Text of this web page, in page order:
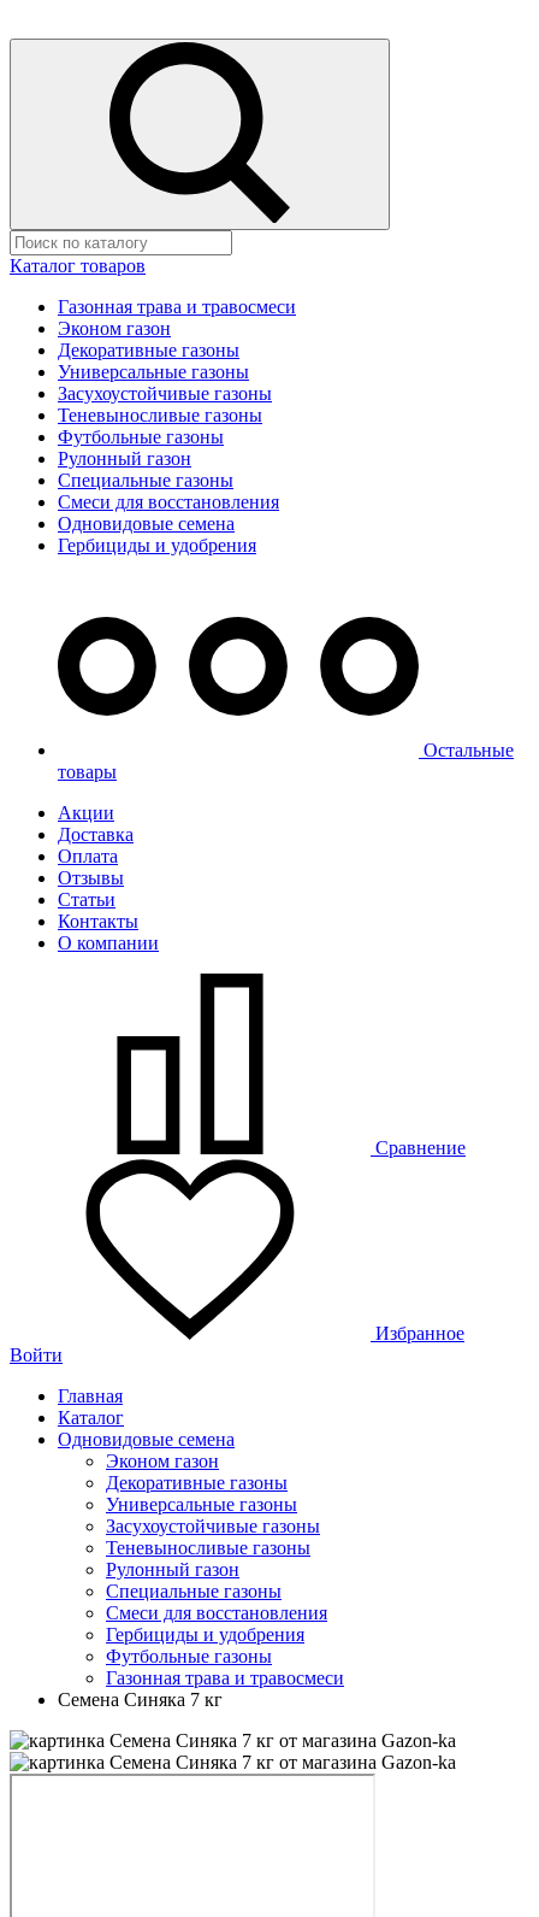
Каталог товаров
Газонная трава и травосмеси
Эконом газон
Декоративные газоны
Универсальные газоны
Засухоустойчивые газоны
Теневыносливые газоны
Футбольные газоны
Рулонный газон
Специальные газоны
Смеси для восстановления
Одновидовые семена
Гербициды и удобрения
Остальные
товары
Акции
Доставка
Оплата
Отзывы
Статьи
Контакты
О компании
Сравнение
Избранное
Войти
Главная
Каталог
Одновидовые семена
Эконом газон
Декоративные газоны
Универсальные газоны
Засухоустойчивые газоны
Теневыносливые газоны
Рулонный газон
Специальные газоны
Смеси для восстановления
Гербициды и удобрения
Футбольные газоны
Газонная трава и травосмеси
Семена Синяка 7 кг